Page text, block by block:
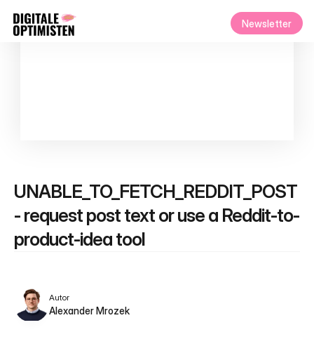
Newsletter
UNABLE_TO_FETCH_REDDIT_POST
- request post text or use a Reddit-to-
product-idea tool
Autor
Alexander Mrozek